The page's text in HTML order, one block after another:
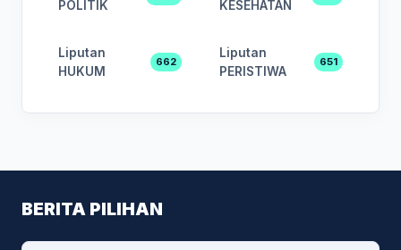
POLITIK
KESEHATAN
Liputan
HUKUM
662
Liputan
PERISTIWA
651
BERITA PILIHAN